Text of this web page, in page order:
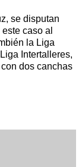
se disputan
caso al
la Liga
Intertalleres,
dos canchas